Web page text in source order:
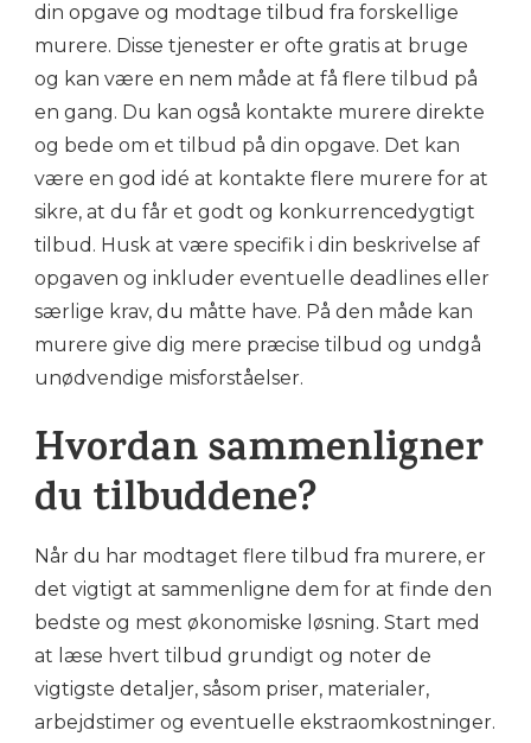
din opgave og modtage tilbud fra forskellige
murere. Disse tjenester er ofte gratis at bruge
og kan være en nem måde at få flere tilbud på
en gang. Du kan også kontakte murere direkte
og bede om et tilbud på din opgave. Det kan
være en god idé at kontakte flere murere for at
sikre, at du får et godt og konkurrencedygtigt
tilbud. Husk at være specifik i din beskrivelse af
opgaven og inkluder eventuelle deadlines eller
særlige krav, du måtte have. På den måde kan
murere give dig mere præcise tilbud og undgå
unødvendige misforståelser.
Hvordan sammenligner
du tilbuddene?
Når du har modtaget flere tilbud fra murere, er
det vigtigt at sammenligne dem for at finde den
bedste og mest økonomiske løsning. Start med
at læse hvert tilbud grundigt og noter de
vigtigste detaljer, såsom priser, materialer,
arbejdstimer og eventuelle ekstraomkostninger.